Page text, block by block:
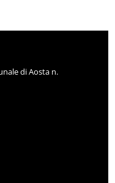
di Aosta n.